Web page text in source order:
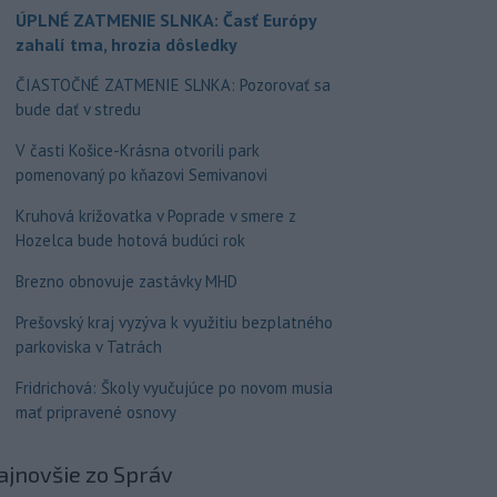
ÚPLNÉ ZATMENIE SLNKA: Časť Európy
zahalí tma, hrozia dôsledky
ČIASTOČNÉ ZATMENIE SLNKA: Pozorovať sa
bude dať v stredu
V časti Košice-Krásna otvorili park
pomenovaný po kňazovi Semivanovi
Kruhová križovatka v Poprade v smere z
Hozelca bude hotová budúci rok
Brezno obnovuje zastávky MHD
Prešovský kraj vyzýva k využitiu bezplatného
parkoviska v Tatrách
Fridrichová: Školy vyučujúce po novom musia
mať pripravené osnovy
zo Správ